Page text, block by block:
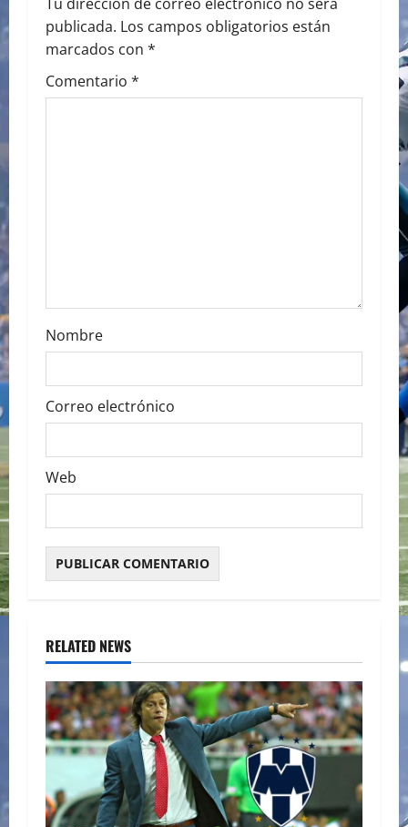
v
i
n
publicada. Los campos obligatorios están
marcados con *
Comentario *
Nombre
Correo electrónico
Web
RELATED NEWS